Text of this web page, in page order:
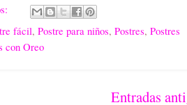
fácil, Postre para niños, Postres, Postres
con Oreo
Entradas